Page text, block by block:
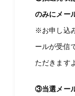
のみにメー
※お申し込
ールが受信
ただきます
③当選メー